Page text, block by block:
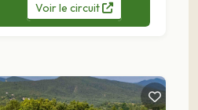
Voirle circuit